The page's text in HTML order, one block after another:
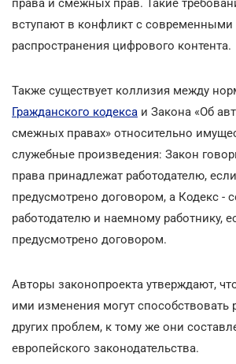
права и смежных прав. Такие
вступают в конфликт с
распространения цифрового контента.
Также существует коллизия между
Гражданского кодекса и Закона «Об
смежных правах» относительно
служебные произведения: Закон
права принадлежат работодателю,
предусмотрено договором, а Кодекс -
работодателю и наемному работнику,
предусмотрено договором.
Авторы законопроекта утверждают,
ими изменения могут способствовать
других проблем, к тому же они
европейского законодательства.